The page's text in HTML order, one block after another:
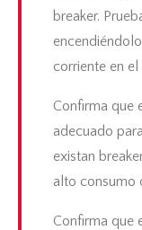
breaker.
corriente en
Confirma que
adecuado
existan
alto consumo
Confirma que